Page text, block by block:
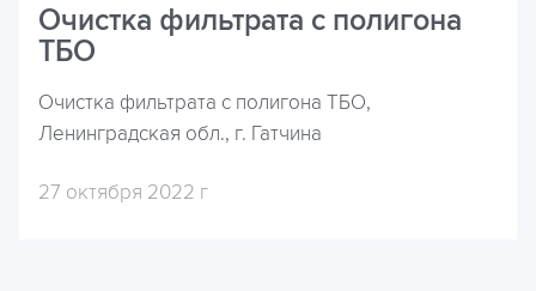
Очистка фильтрата с полигона
ТБО
Очистка фильтрата с полигона ТБО,
Ленинградская обл., г. Гатчина
27 октября 2022 г